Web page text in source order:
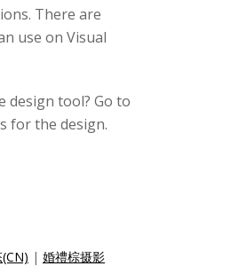
There are
use on Visual
design tool? Go to
for the design.
| 婚禮棕摄影